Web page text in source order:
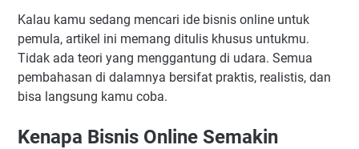
3. Dropshipping — Jualan Tanpa Stok
4. Menjadi Content Creator
5. Jasa Desain Grafis
6. Freelance Writing dan Copywriting
8. Berjualan di Marketplace — Shopee dan Tokopedia
Kalau kamu sedang mencari ide bisnis online untuk
pemula, artikel ini memang ditulis khusus untukmu.
Tidak ada teori yang menggantung di udara. Semua
pembahasan di dalamnya bersifat praktis, realistis, dan
bisa langsung kamu coba.
Kenapa Bisnis Online Semakin